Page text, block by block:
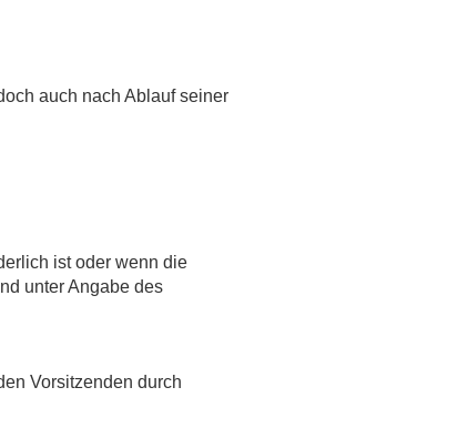
auch nach Ablauf seiner
ist oder wenn die
unter Angabe des
Vorsitzenden durch